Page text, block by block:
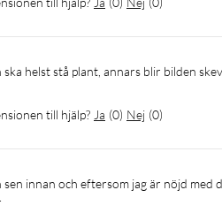
räckvidd)
114° vertikalt
x1440)
(default 15 fps)
ska helst stå plant, annars blir bilden
till hjälp? Ja (0) Nej (0)